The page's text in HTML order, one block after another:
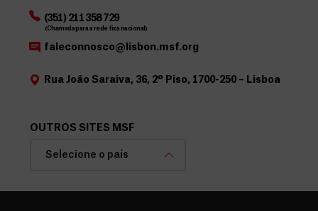
(351) 211 358 729
(Chamada para a rede fixa nacional)
faleconnosco@lisbon.msf.org
Rua João Saraiva, 36, 2º Piso, 1700-250 – Lisboa
OUTROS SITES MSF
Selecione o país